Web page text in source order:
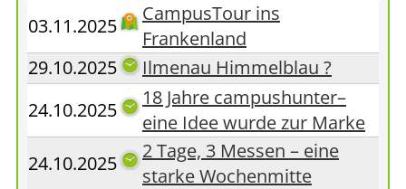
03.11.2025
CampusTour ins
Frankenland
29.10.2025
Ilmenau Himmelblau ?
24.10.2025
18 Jahre campushunter–
eine Idee wurde zur Marke
24.10.2025
2 Tage, 3 Messen – eine
starke Wochenmitte